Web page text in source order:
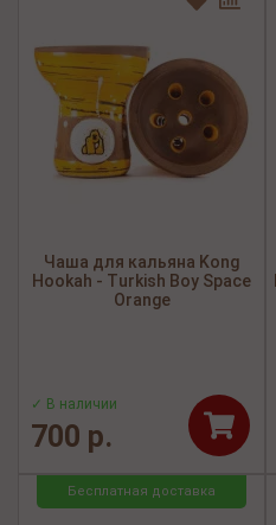
Чаша для кальяна Kong
Hookah - Turkish Boy Space
Orange
✓ В наличии
700 р.
Бесплатная доставка